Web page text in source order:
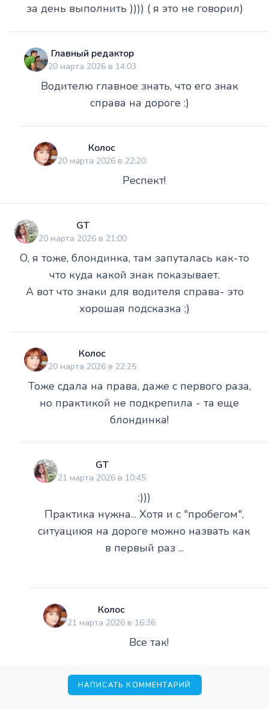
за день выполнить )))) ( я это не говорил)
Главный редактор
20 марта 2026 в 14:03
Водителю главное знать, что его знак
справа на дороге :)
Колос
20 марта 2026 в 22:20
Респект!
GT
20 марта 2026 в 21:00
О, я тоже, блондинка, там запуталась как-то
что куда какой знак показывает.
А вот что знаки для водителя справа- это
хорошая подсказка ;)
Колос
20 марта 2026 в 22:25
Тоже сдала на права, даже с первого раза,
но практикой не подкрепила - та еще
блондинка!
GT
21 марта 2026 в 10:45
:)))
Практика нужна... Хотя и с "пробегом",
ситуациюя на дороге можно назвать как
в первый раз ...
Колос
21 марта 2026 в 16:36
Все так!
НАПИСАТЬ КОММЕНТАРИЙ